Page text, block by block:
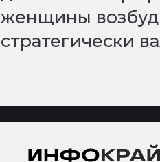
женщины
стратегически